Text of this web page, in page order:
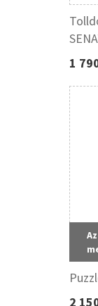
1
2